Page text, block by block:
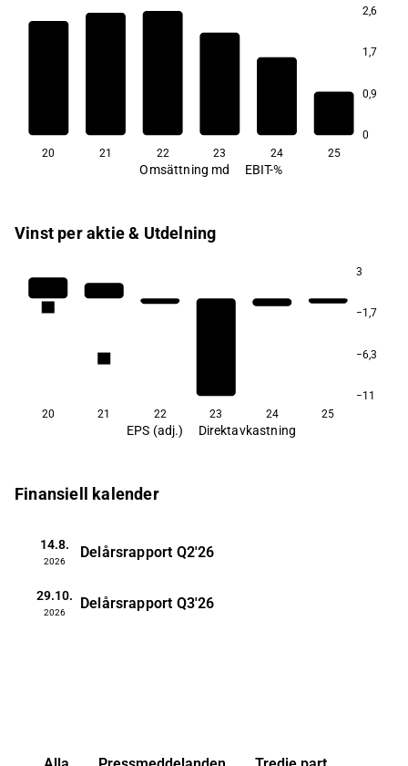
2,6
1,7
0,9
0
20 21 22 23 24 25
Omsättning md EBIT-%
Vinst per aktie & Utdelning
3
−1,7
−6,3
−11
4,2
20 21 22 23 24 25
EPS (adj.) Direktavkastning
Finansiell kalender
14.8.
2026
Delårsrapport Q2'26
29.10.
2026
Delårsrapport Q3'26